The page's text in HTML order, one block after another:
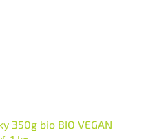
350g bio BIO VEGAN